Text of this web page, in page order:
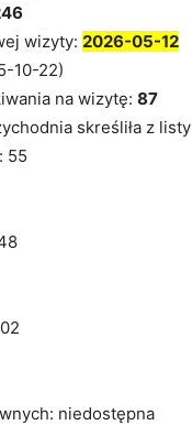
wizyty: 2026-05-12
10-22)
na wizytę: 87
skreśliła z
55
niedostępna